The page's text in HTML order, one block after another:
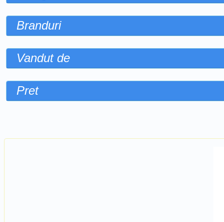
Branduri
Vandut de
Pret